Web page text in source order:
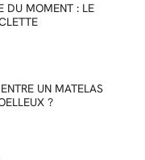
DU MOMENT : LE
UN MATELAS
?